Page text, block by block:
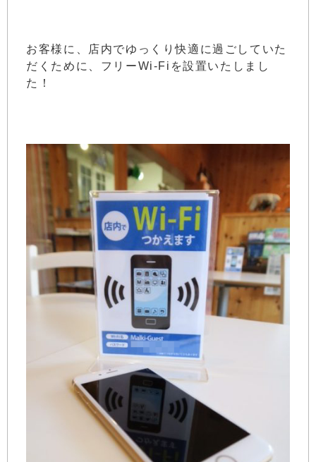
お客様に、店内でゆっくり快適に過ごしていた
だくために、フリーWi-Fiを設置いたしまし
た！